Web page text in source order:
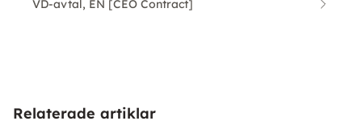
VD-avtal, EN [CEO Contract]
Relaterade artiklar